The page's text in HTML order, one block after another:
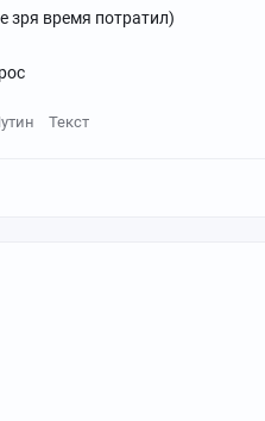
зря время потратил)
Текст